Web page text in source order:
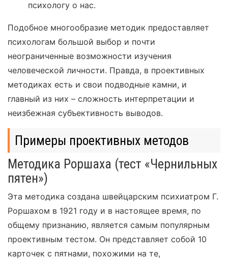
психологу о нас.
Подобное многообразие методик предоставляет
психологам большой выбор и почти
неограниченные возможности изучения
человеческой личности. Правда, в проективных
методиках есть и свои подводные камни, и
главный из них – сложность интерпретации и
неизбежная субъективность выводов.
Примеры проективных методов
Методика Роршаха (тест «Чернильных
пятен»)
Эта методика создана швейцарским психиатром Г.
Роршахом в 1921 году и в настоящее время, по
общему признанию, является самым популярным
проективным тестом. Он представляет собой 10
карточек с пятнами, похожими на те,